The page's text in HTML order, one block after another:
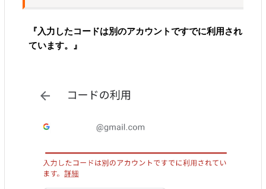
『入力したコードは別のアカウントですでに利用され
ています。』